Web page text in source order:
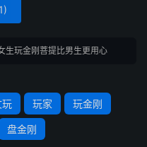
1)
生玩金刚菩提比男生更用心
玩 玩家 玩金刚
盘金刚